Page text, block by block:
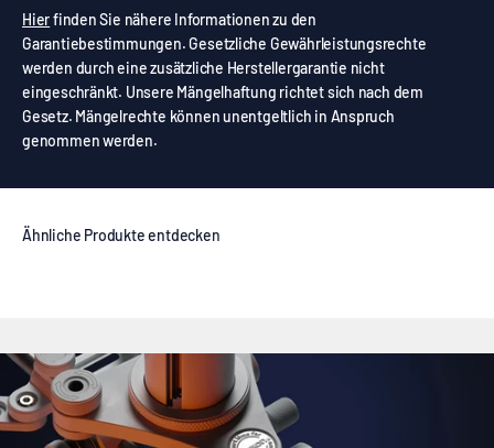
Hierfinden Sie nähere Informationen zu den
Garantiebestimmungen. Gesetzliche Gewährleistungsrechte
werden durch eine zusätzliche Herstellergarantie nicht
eingeschränkt. Unsere Mängelhaftung richtet sich nach dem
Gesetz. Mängelrechte können unentgeltlich in Anspruch
genommen werden.